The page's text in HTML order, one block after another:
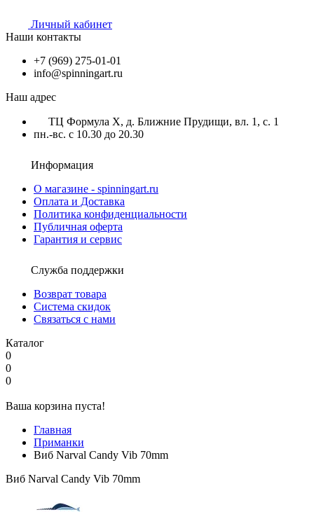
Личный кабинет
Наши контакты
+7 (969) 275-01-01
info@spinningart.ru
Наш адрес
ТЦ Формула X, д. Ближние Прудищи, вл. 1, с. 1
пн.-вс. с 10.30 до 20.30
Информация
О магазине - spinningart.ru
Оплата и Доставка
Политика конфиденциальности
Публичная оферта
Гарантия и сервис
Служба поддержки
Возврат товара
Система скидок
Связаться с нами
Каталог
0
0
0
Ваша корзина пуста!
Главная
Приманки
Виб Narval Candy Vib 70mm
Виб Narval Candy Vib 70mm